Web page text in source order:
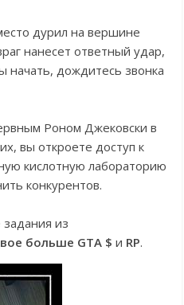
дурил на вершине
нанесет ответный удар,
начать, дождитесь звонка
Роном Джековски в
вы откроете доступ к
кислотную лабораторию
конкурентов.
из
больше GTA $ и RP.